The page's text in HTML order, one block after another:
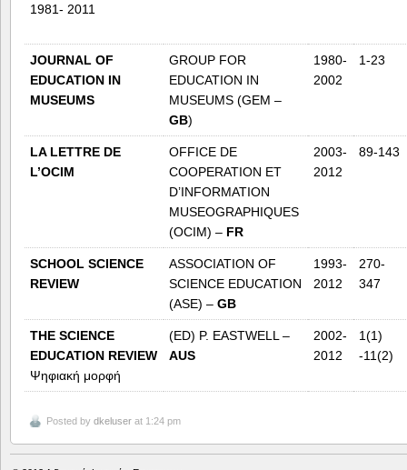
1981- 2011
JOURNAL OF
EDUCATION IN
MUSEUMS
GROUP FOR
EDUCATION IN
MUSEUMS (GEM –
GB)
1980-
2002
1-23
LA LETTRE DE
L’OCIM
OFFICE DE
COOPERATION ET
D’INFORMATION
MUSEOGRAPHIQUES
(OCIM) – FR
2003-
2012
89-143
SCHOOL SCIENCE
REVIEW
ASSOCIATION OF
SCIENCE EDUCATION
(ASE) – GB
1993-
2012
270-
347
ΤΗΕ SCIENCE
EDUCATION REVIEW
Ψηφιακή μορφή
(ED) P. EASTWELL –
AUS
2002-
2012
1(1)
-11(2)
Posted by dkeluser at 1:24 pm